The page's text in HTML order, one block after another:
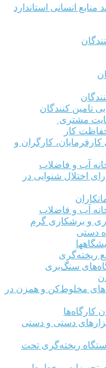
منابع انسانی استاندارد
تامین کنندگان
مشتری
حفاظت کار
کارفرمایان، کارگران و
آب و فاضلاب
اختلال شنوایی در
آب و فاضلاب
و برشکاری گرم
دستی
ریخته‌گری
سنگ‌بری
مخلوط‌کن و همزن در
کارگاه‌ها
ابزارهای دستی و دستی
دستگاه ریخته‌گری تحت